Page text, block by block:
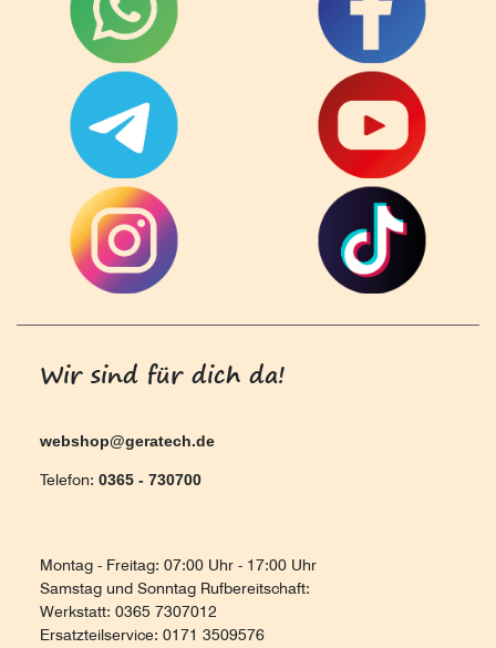
Wir sind für dich da!
webshop@geratech.de
Telefon: 0365 - 730700
Montag - Freitag: 07:00 Uhr - 17:00 Uhr
Samstag und Sonntag Rufbereitschaft:
Werkstatt: 0365 7307012
Ersatzteilservice: 0171 3509576